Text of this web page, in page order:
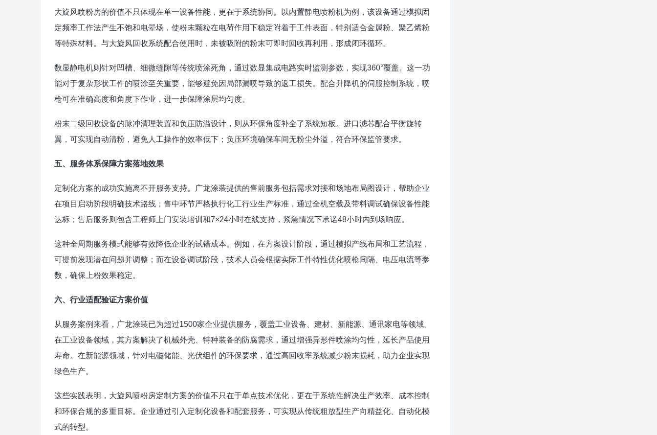
大旋风喷粉房的价值不只体现在单一设备性能，更在于系统协同。以内置静电喷粉机为例，该设备通过模拟固
定频率工作法产生不饱和电晕场，使粉末颗粒在电荷作用下稳定附着于工件表面，特别适合金属粉、聚乙烯粉
等特殊材料。与大旋风回收系统配合使用时，未被吸附的粉末可即时回收再利用，形成闭环循环。
数显静电机则针对凹槽、细微缝隙等传统喷涂死角，通过数显集成电路实时监测参数，实现360°覆盖。这一功
能对于复杂形状工件的喷涂至关重要，能够避免因局部漏喷导致的返工损失。配合升降机的伺服控制系统，喷
枪可在准确高度和角度下作业，进一步保障涂层均匀度。
粉末二级回收设备的脉冲清理装置和负压防溢设计，则从环保角度补全了系统短板。进口滤芯配合平衡旋转
翼，可实现自动清粉，避免人工操作的效率低下；负压环境确保车间无粉尘外溢，符合环保监管要求。
五、服务体系保障方案落地效果
定制化方案的成功实施离不开服务支持。广龙涂装提供的售前服务包括需求对接和场地布局图设计，帮助企业
在项目启动阶段明确技术路线；售中环节严格执行化工行业生产标准，通过全机空载及带料调试确保设备性能
达标；售后服务则包含工程师上门安装培训和7×24小时在线支持，紧急情况下承诺48小时内到场响应。
这种全周期服务模式能够有效降低企业的试错成本。例如，在方案设计阶段，通过模拟产线布局和工艺流程，
可提前发现潜在问题并调整；而在设备调试阶段，技术人员会根据实际工件特性优化喷枪间隔、电压电流等参
数，确保上粉效果稳定。
六、行业适配验证方案价值
从服务案例来看，广龙涂装已为超过1500家企业提供服务，覆盖工业设备、建材、新能源、通讯家电等领域。
在工业设备领域，其方案解决了机械外壳、特种装备的防腐需求，通过增强异形件喷涂均匀性，延长产品使用
寿命。在新能源领域，针对电磁储能、光伏组件的环保要求，通过高回收率系统减少粉末损耗，助力企业实现
绿色生产。
这些实践表明，大旋风喷粉房定制方案的价值不只在于单点技术优化，更在于系统性解决生产效率、成本控制
和环保合规的多重目标。企业通过引入定制化设备和配套服务，可实现从传统粗放型生产向精益化、自动化模
式的转型。